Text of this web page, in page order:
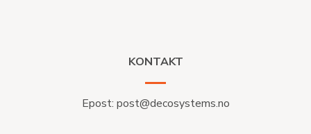
KONTAKT
Epost: post@decosystems.no